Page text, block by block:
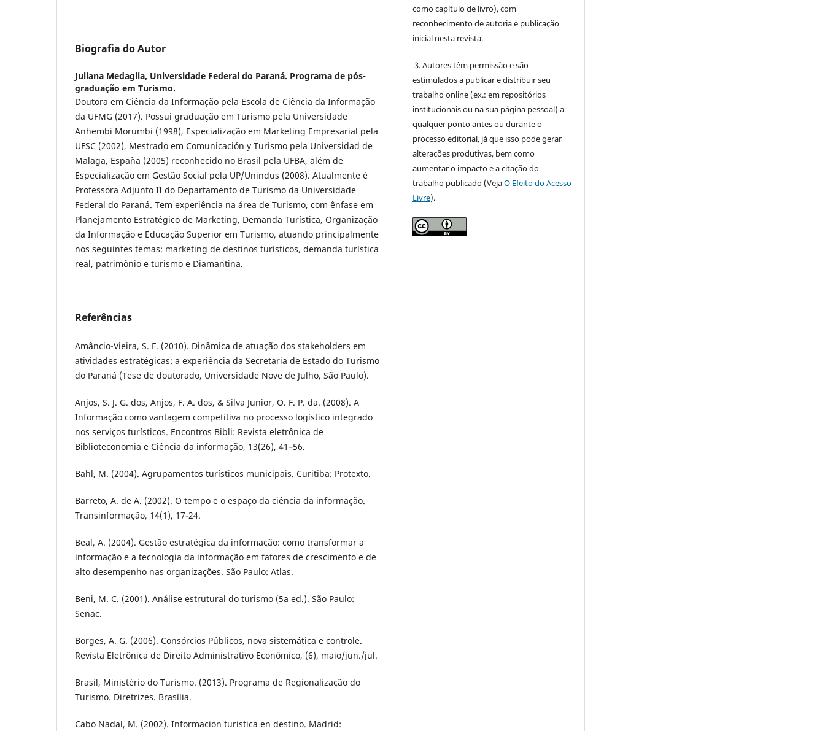
Biografia do Autor
Juliana Medaglia, Universidade Federal do Paraná. Programa de pós-
graduação em Turismo.
Doutora em Ciência da Informação pela Escola de Ciência da Informação
da UFMG (2017). Possui graduação em Turismo pela Universidade
Anhembi Morumbi (1998), Especialização em Marketing Empresarial pela
UFSC (2002), Mestrado em Comunicación y Turismo pela Universidad de
Malaga, España (2005) reconhecido no Brasil pela UFBA, além de
Especialização em Gestão Social pela UP/Unindus (2008). Atualmente é
Professora Adjunto II do Departamento de Turismo da Universidade
Federal do Paraná. Tem experiência na área de Turismo, com ênfase em
Planejamento Estratégico de Marketing, Demanda Turística, Organização
da Informação e Educação Superior em Turismo, atuando principalmente
nos seguintes temas: marketing de destinos turísticos, demanda turística
real, patrimônio e turismo e Diamantina.
Referências
Amâncio-Vieira, S. F. (2010). Dinâmica de atuação dos stakeholders em
atividades estratégicas: a experiência da Secretaria de Estado do Turismo
do Paraná (Tese de doutorado, Universidade Nove de Julho, São Paulo).
Anjos, S. J. G. dos, Anjos, F. A. dos, & Silva Junior, O. F. P. da. (2008). A
Informação como vantagem competitiva no processo logístico integrado
nos serviços turísticos. Encontros Bibli: Revista eletrônica de
Biblioteconomia e Ciência da informação, 13(26), 41–56.
Bahl, M. (2004). Agrupamentos turísticos municipais. Curitiba: Protexto.
Barreto, A. de A. (2002). O tempo e o espaço da ciência da informação.
Transinformação, 14(1), 17-24.
Beal, A. (2004). Gestão estratégica da informação: como transformar a
informação e a tecnologia da informação em fatores de crescimento e de
alto desempenho nas organizações. São Paulo: Atlas.
Beni, M. C. (2001). Análise estrutural do turismo (5a ed.). São Paulo:
Senac.
Borges, A. G. (2006). Consórcios Públicos, nova sistemática e controle.
Revista Eletrônica de Direito Administrativo Econômico, (6), maio/jun./jul.
Brasil, Ministério do Turismo. (2013). Programa de Regionalização do
Turismo. Diretrizes. Brasília.
Cabo Nadal, M. (2002). Informacion turistica en destino. Madrid:
como capítulo de livro), com
reconhecimento de autoria e publicação
inicial nesta revista.
3. Autores têm permissão e são
estimulados a publicar e distribuir seu
trabalho online (ex.: em repositórios
institucionais ou na sua página pessoal) a
qualquer ponto antes ou durante o
processo editorial, já que isso pode gerar
alterações produtivas, bem como
aumentar o impacto e a citação do
trabalho publicado (VejaO Efeito do Acesso
Livre).